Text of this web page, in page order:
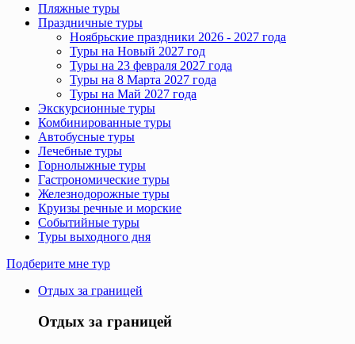
Пляжные туры
Праздничные туры
Ноябрьские праздники 2026 - 2027 года
Туры на Новый 2027 год
Туры на 23 февраля 2027 года
Туры на 8 Марта 2027 года
Туры на Май 2027 года
Экскурсионные туры
Комбинированные туры
Автобусные туры
Лечебные туры
Горнолыжные туры
Гастрономические туры
Железнодорожные туры
Круизы речные и морские
Событийные туры
Туры выходного дня
Подберите мне тур
Отдых за границей
Отдых за границей